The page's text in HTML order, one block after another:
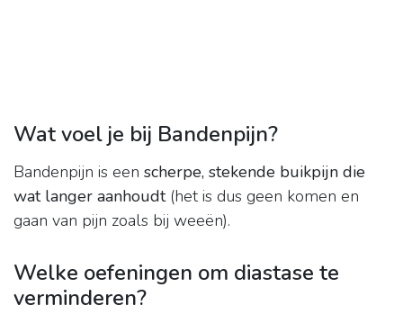
Wat voel je bij Bandenpijn?
Bandenpijn is een scherpe, stekende buikpijn die
wat langer aanhoudt(het is dus geen komen en
gaan van pijn zoals bij weeën).
Welke oefeningen om diastase te
verminderen?